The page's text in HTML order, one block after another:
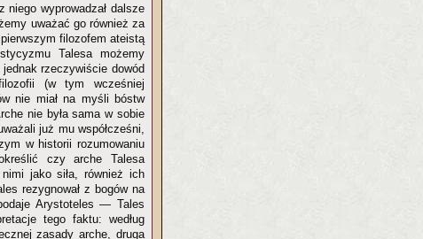
wyprowadzał dalsze
uważać go również za
filozofem ateistą
Talesa możemy
rzeczywiście dowód
(w tym wcześniej
nie miał na myśli bóstw
nie była sama w sobie
już mu współcześni,
w historii rozumowaniu
czy arche Talesa
jako siła, również ich
rezygnował z bogów na
Arystoteles — Tales
tego faktu: według
zasady arche, druga